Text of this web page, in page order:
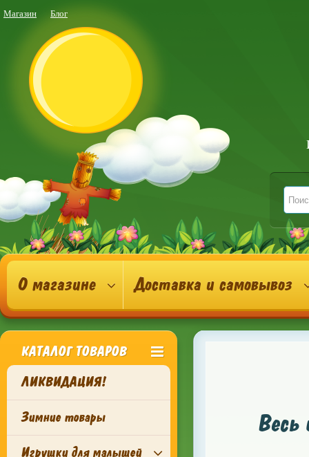
Магазин Блог
О магазине Доставка и самовывоз
КАТАЛОГ ТОВАРОВ
ЛИКВИДАЦИЯ!
Зимние товары
Игрушки для малышей
Весь